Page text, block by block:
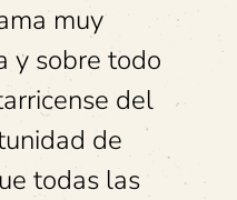
muy
y sobre todo
del
de
todas las